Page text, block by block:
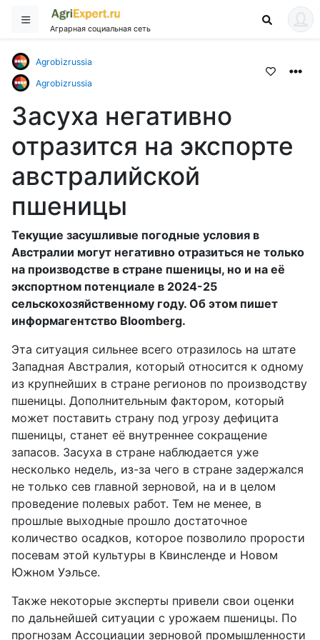
Аграрная социальная сеть
Agrobizrussia
Agrobizrussia
Засуха негативно
отразится на экспорте
австралийской
пшеницы
Текущие засушливые погодные условия в
Австралии могут негативно отразиться не только
на производстве в стране пшеницы, но и на её
экспортном потенциале в 2024-25
сельскохозяйственному году. Об этом пишет
информагентство Bloomberg.
Эта ситуация сильнее всего отразилось на штате
Западная Австралия, который относится к одному
из крупнейших в стране регионов по производству
пшеницы. Дополнительным фактором, который
может поставить страну под угрозу дефицита
пшеницы, станет её внутреннее сокращение
запасов. Засуха в стране наблюдается уже
несколько недель, из-за чего в стране задержался
не только сев главной зерновой, на и в целом
проведение полевых работ. Тем не менее, в
прошлые выходные прошло достаточное
количество осадков, которое позволило прорости
посевам этой культуры в Квинсленде и Новом
Южном Уэльсе.
Также некоторые эксперты привели свои оценки
по дальнейшей ситуации с урожаем пшеницы. По
прогнозам Ассоциации зерновой промышленности